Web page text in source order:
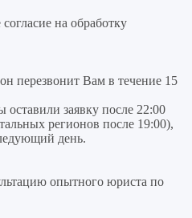
на обработку
перезвонит Вам в течение 15
оставили заявку после 22:00
регионов после 19:00),
день.
опытного юриста по